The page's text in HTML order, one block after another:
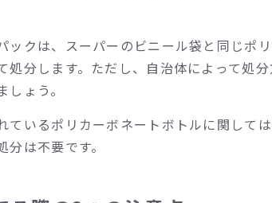
ックは、スーパーのビニール袋と同じポ
処分します。ただし、自治体によって処
ょう。
ているポリカーボネートボトルに関して
は不要です。